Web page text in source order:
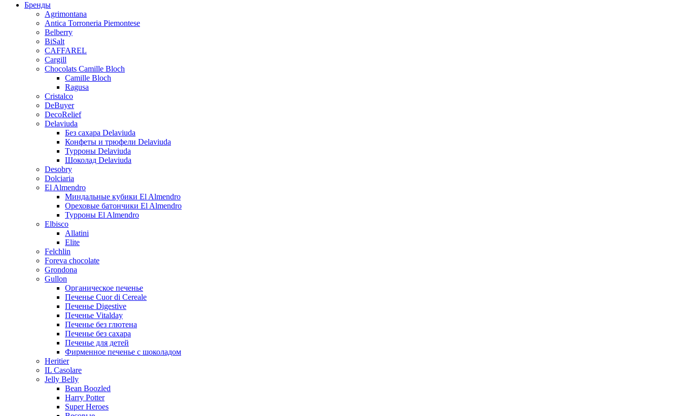
Бренды
Agrimontana
Antica Torroneria Piemontese
Belberry
BiSalt
CAFFAREL
Cargill
Chocolats Camille Bloch
Camille Bloch
Ragusa
Cristalco
DeBuyer
DecoRelief
Delaviuda
Без сахара Delaviuda
Конфеты и трюфели Delaviuda
Турроны Delaviuda
Шоколад Delaviuda
Desobry
Dolciaria
El Almendro
Миндальные кубики El Almendro
Ореховые батончики El Almendro
Турроны El Almendro
Elbisco
Allatini
Elite
Felchlin
Foreva chocolate
Grondona
Gullon
Органическое печенье
Печенье Cuor di Cereale
Печенье Digestive
Печенье Vitalday
Печенье без глютена
Печенье без сахара
Печенье для детей
Фирменное печенье с шоколадом
Heritier
IL Casolare
Jelly Belly
Bean Boozled
Harry Potter
Super Heroes